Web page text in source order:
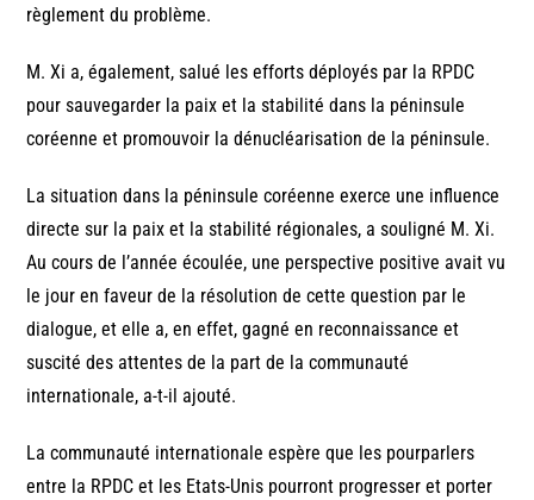
règlement du problème.
M. Xi a, également, salué les efforts déployés par la RPDC
pour sauvegarder la paix et la stabilité dans la péninsule
coréenne et promouvoir la dénucléarisation de la péninsule.
La situation dans la péninsule coréenne exerce une influence
directe sur la paix et la stabilité régionales, a souligné M. Xi.
Au cours de l’année écoulée, une perspective positive avait vu
le jour en faveur de la résolution de cette question par le
dialogue, et elle a, en effet, gagné en reconnaissance et
suscité des attentes de la part de la communauté
internationale, a-t-il ajouté.
La communauté internationale espère que les pourparlers
entre la RPDC et les Etats-Unis pourront progresser et porter